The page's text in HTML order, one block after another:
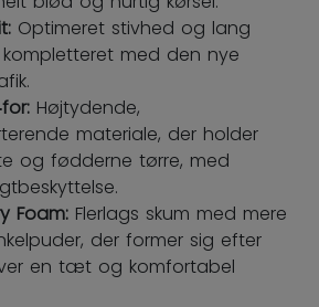
Optimeret stivhed og lang
med den nye
Højtydende,
materiale, der holder
og fødderne tørre, med
Foam: Flerlags skum med mere
der former sig efter
en tæt og komfortabel